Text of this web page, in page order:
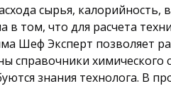
сырья,
в том, что для расчета
Шеф Эксперт позволяет
справочники химического
знания технолога. В